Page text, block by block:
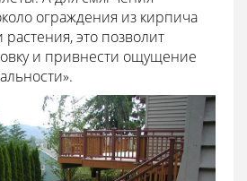
ограждения из кирпича
это позволит
и привнести ощущение